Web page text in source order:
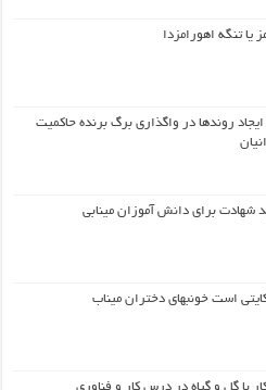
یا تنگه اهورامزدا
روندها در واگذاری برگ برنده حاکمیت
شهادت برای دانش آموزان مینابی
است خونبهای دختران میناب